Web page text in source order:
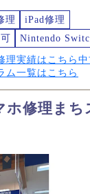
理
iPad修理
Nintendo
理実績はこちら 中
ム一覧はこちら
ホ修理まち